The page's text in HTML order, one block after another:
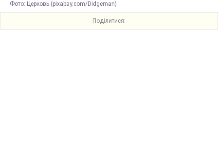
Фото: Церковь (pixabay.com/Didgeman)
Поділитися: